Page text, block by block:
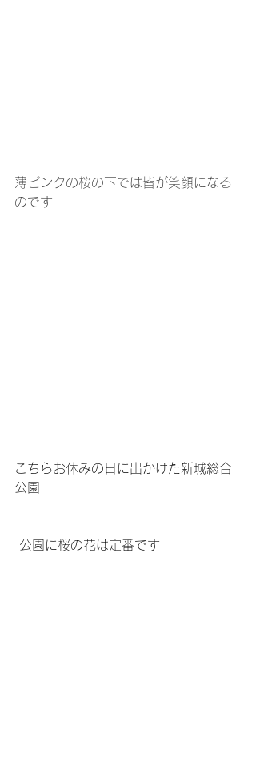
薄ピンクの桜の下では皆が笑顔になる
のです
こちらお休みの日に出かけた新城総合
公園
公園に桜の花は定番です